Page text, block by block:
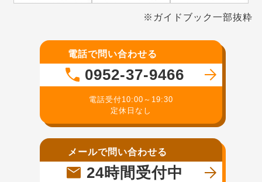
※ガイドブック一部抜粋
電話で問い合わせる
0952-37-9466
電話受付10:00～19:30
定休日なし
メールで問い合わせる
24時間受付中